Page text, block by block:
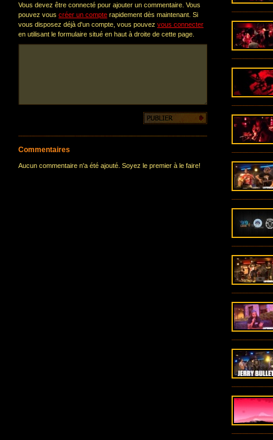
Vous devez être connecté pour ajouter un commentaire. Vous
pouvez vous créer un compte rapidement dès maintenant. Si
vous disposez déjà d'un compte, vous pouvez vous connecter
en utilisant le formulaire situé en haut à droite de cette page.
Commentaires
Aucun commentaire n'a été ajouté. Soyez le premier à le faire!